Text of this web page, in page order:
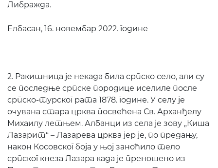
Либражда.
Елбасан, 16. новембар 2022. године
——
2. Ракитница је некада била српско село, али су
се последње српске породице иселиле после
српско-турског рата 1878. године. У селу је
очувана стара црква посвећена Св. Арханђелу
Михаилу летњем. Албанци из села је зову „Киша
Лазарит“ – Лазарева црква јер је, по предању,
након Косовског боја у њој заноћило тело
српског кнеза Лазара када је преношено из